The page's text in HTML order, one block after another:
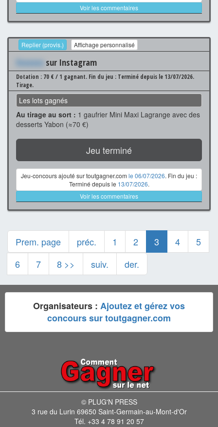
Voir les commentaires
Replier (provis.) Affichage personnalisé
Xxxxxxx sur Instagram
Dotation : 70 € / 1 gagnant. Fin du jeu : Terminé depuis le 13/07/2026.
Tirage.
Les lots gagnés
Au tirage au sort : 1 gaufrier Mini Maxi Lagrange avec des
desserts Yabon (≈70 €)
Jeu terminé
Jeu-concours ajouté sur toutgagner.com le 06/07/2026. Fin du jeu :
Terminé depuis le 13/07/2026.
Voir les commentaires
Prem. page préc. 1 2 3 4
5
6
7 8 >> suiv. der.
Organisateurs : Ajoutez et gérez vos
concours sur toutgagner.com
© PLUG'N PRESS
3 rue du Lurin 69650 Saint-Germain-au-Mont-d'Or
Tél. +33 4 78 91 20 57